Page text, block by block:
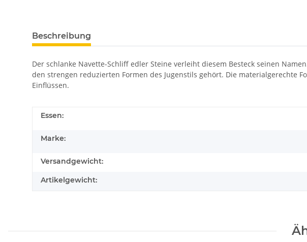
Beschreibung
Der schlanke Navette-Schliff edler Steine verleiht diesem Besteck seinen
den strengen reduzierten Formen des Jugenstils gehört. Die materialgerechte
Einflüssen.
Essen:
Marke:
Versandgewicht:
Artikelgewicht: